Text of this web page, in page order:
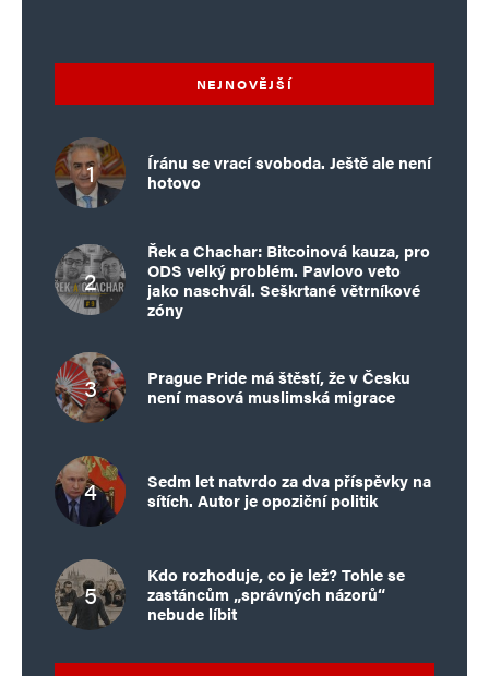
NEJNOVĚJŠÍ
Íránu se vrací svoboda. Ještě ale není
hotovo
Řek a Chachar: Bitcoinová kauza, pro
ODS velký problém. Pavlovo veto
jako naschvál. Seškrtané větrníkové
zóny
Prague Pride má štěstí, že v Česku
není masová muslimská migrace
Sedm let natvrdo za dva příspěvky na
sítích. Autor je opoziční politik
Kdo rozhoduje, co je lež? Tohle se
zastáncům „správných názorů“
nebude líbit